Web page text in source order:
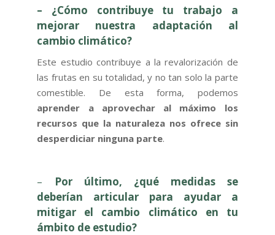
– ¿Cómo contribuye tu trabajo a
mejorar nuestra adaptación al
cambio climático?
Este estudio contribuye a la revalorización de
las frutas en su totalidad, y no tan solo la parte
comestible. De esta forma, podemos
aprender a aprovechar al máximo los
recursos que la naturaleza nos ofrece sin
desperdiciar ninguna parte.
–
Por último, ¿qué medidas se
deberían articular para ayudar a
mitigar el cambio climático en tu
ámbito de estudio?